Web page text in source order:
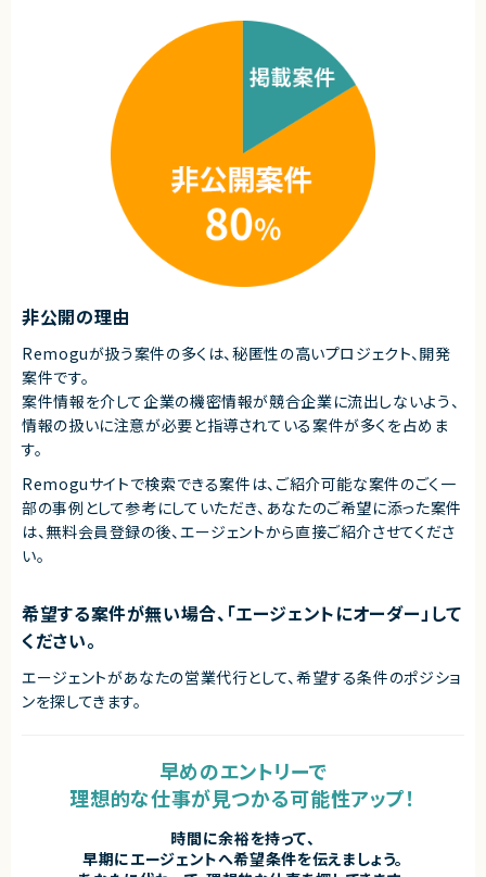
非公開の理由
Remoguが扱う案件の多くは、秘匿性の高いプロジェクト、開発
案件です。
案件情報を介して企業の機密情報が競合企業に流出しないよう、
情報の扱いに注意が必要と指導されている案件が多くを占めま
す。
Remoguサイトで検索できる案件は、ご紹介可能な案件のごく一
部の事例として参考にしていただき、 あなたのご希望に添った案件
は、無料会員登録の後、エージェントから直接ご紹介させてくださ
い。
希望する案件が無い場合、「エージェントにオーダー」して
ください。
エージェントがあなたの営業代行として、希望する条件のポジショ
ンを探してきます。
早めのエントリーで
理想的な仕事が見つかる可能性アップ！
時間に余裕を持って、
早期にエージェントへ希望条件を伝えましょう。